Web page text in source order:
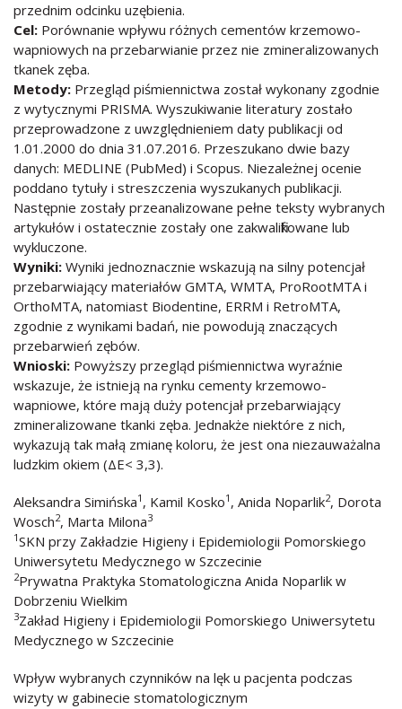
przednim odcinku uzębienia.
Cel: Porównanie wpływu różnych cementów krzemowo-
wapniowych na przebarwianie przez nie zmineralizowanych
tkanek zęba.
Metody: Przegląd piśmiennictwa został wykonany zgodnie
z wytycznymi PRISMA. Wyszukiwanie literatury zostało
przeprowadzone z uwzględnieniem daty publikacji od
1.01.2000 do dnia 31.07.2016. Przeszukano dwie bazy
danych: MEDLINE (PubMed) i Scopus. Niezależnej ocenie
poddano tytuły i streszczenia wyszukanych publikacji.
Następnie zostały przeanalizowane pełne teksty wybranych
artykułów i ostatecznie zostały one zakwalifikowane lub
wykluczone.
Wyniki: Wyniki jednoznacznie wskazują na silny potencjał
przebarwiający materiałów GMTA, WMTA, ProRootMTA i
OrthoMTA, natomiast Biodentine, ERRM i RetroMTA,
zgodnie z wynikami badań, nie powodują znaczących
przebarwień zębów.
Wnioski: Powyższy przegląd piśmiennictwa wyraźnie
wskazuje, że istnieją na rynku cementy krzemowo-
wapniowe, które mają duży potencjał przebarwiający
zmineralizowane tkanki zęba. Jednakże niektóre z nich,
wykazują tak małą zmianę koloru, że jest ona niezauważalna
ludzkim okiem (ΔE< 3,3).
Aleksandra Simińska1 , Kamil Kosko1 , Anida Noparlik2, Dorota
Wosch2, Marta Milona3
1SKN przy Zakładzie Higieny i Epidemiologii Pomorskiego
Uniwersytetu Medycznego w Szczecinie
2Prywatna Praktyka Stomatologiczna Anida Noparlik w
Dobrzeniu Wielkim
3Zakład Higieny i Epidemiologii Pomorskiego Uniwersytetu
Medycznego w Szczecinie
Wpływ wybranych czynników na lęk u pacjenta podczas
wizyty w gabinecie stomatologicznym